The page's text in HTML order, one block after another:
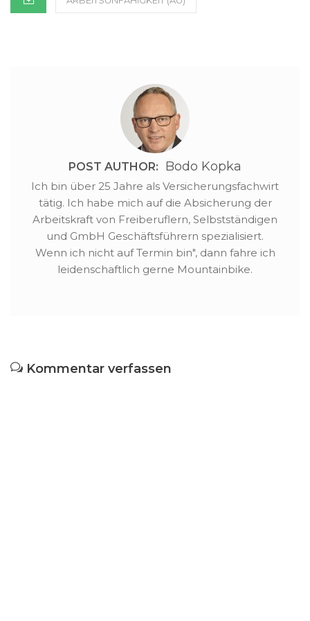
Leistungen auskommen
POST AUTHOR: Bodo Kopka
Ich bin über 25 Jahre als Versicherungsfachwirt
tätig. Ich habe mich auf die Absicherung der
Arbeitskraft von Freiberuflern, Selbstständigen
und GmbH Geschäftsführern spezialisiert.
Wenn ich nicht auf Termin bin", dann fahre ich
leidenschaftlich gerne Mountainbike.
Kommentar verfassen